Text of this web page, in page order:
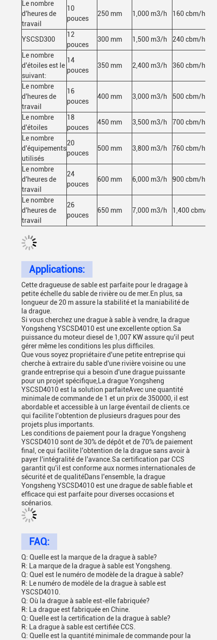
Le nombre
d'heures de
travail
10
pouces
250 mm 1,000 m3/h 160 cbm/h
YSCSD300
12
pouces
300 mm 1,500 m3/h 240 cbm/h
Le nombre
d'étoiles est le
suivant:
14
pouces
350 mm 2,400 m3/h 360 cbm/h
Le nombre
d'heures de
travail
16
pouces
400 mm 3,000 m3/h 500 cbm/h
Le nombre
d'étoiles
18
pouces
450 mm 3,500 m3/h 700 cbm/h
Le nombre
d'équipements
utilisés
20
pouces
500 mm 3,800 m3/h 760 cbm/h
Le nombre
d'heures de
travail
24
pouces
600 mm 6,000 m3/h 900 cbm/h
Le nombre
d'heures de
travail
26
pouces
650 mm 7,000 m3/h 1,400 cbm/h
Applications:
Cette dragueuse de sable est parfaite pour le dragage à
petite échelle du sable de rivière ou de mer.En plus, sa
longueur de 20 m assure la stabilité et la maniabilité de
la drague.
Si vous cherchez une drague à sable à vendre, la drague
Yongsheng YSCSD4010 est une excellente option.Sa
puissance du moteur diesel de 1,007 KW assure qu'il peut
gérer même les conditions les plus difficiles.
Que vous soyez propriétaire d'une petite entreprise qui
cherche à extraire du sable d'une rivière voisine ou une
grande entreprise qui a besoin d'une drague puissante
pour un projet spécifique,La drague Yongsheng
YSCSD4010 est la solution parfaiteAvec une quantité
minimale de commande de 1 et un prix de 350000, il est
abordable et accessible à un large éventail de clients.ce
qui facilite l'obtention de plusieurs dragues pour des
projets plus importants.
Les conditions de paiement pour la drague Yongsheng
YSCSD4010 sont de 30% de dépôt et de 70% de paiement
final, ce qui facilite l'obtention de la drague sans avoir à
payer l'intégralité de l'avance.Sa certification par CCS
garantit qu'il est conforme aux normes internationales de
sécurité et de qualitéDans l'ensemble, la drague
Yongsheng YSCSD4010 est une drague de sable fiable et
efficace qui est parfaite pour diverses occasions et
scénarios.
FAQ:
Q: Quelle est la marque de la drague à sable?
R: La marque de la drague à sable est Yongsheng.
Q: Quel est le numéro de modèle de la drague à sable?
R: Le numéro de modèle de la drague à sable est
YSCSD4010.
Q: Où la drague à sable est-elle fabriquée?
R: La drague est fabriquée en Chine.
Q: Quelle est la certification de la drague à sable?
R: La drague à sable est certifiée CCS.
Q: Quelle est la quantité minimale de commande pour la